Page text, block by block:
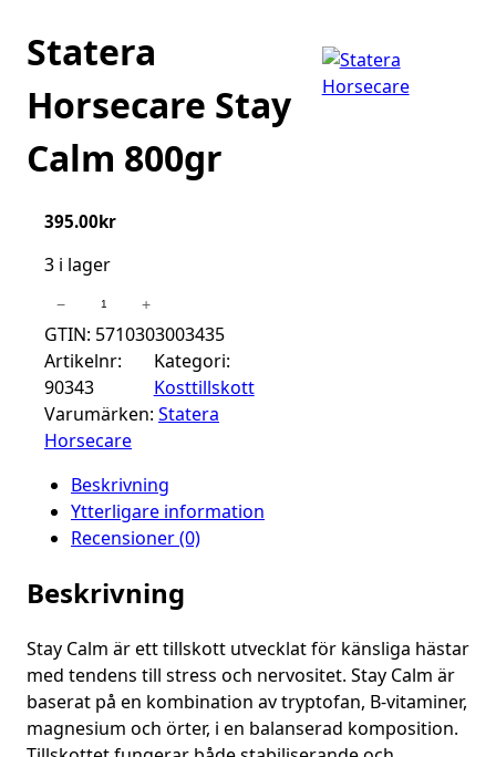
Statera
Horsecare Stay
Calm 800gr
395.00kr
3 i lager
Statera
Horsecare
Stay
Calm
800gr
mängd
− +
GTIN: 5710303003435
Artikelnr:
90343
Kategori:
Kosttillskott
Varumärken: Statera
Horsecare
Beskrivning
Ytterligare information
Recensioner (0)
Beskrivning
Stay Calm är ett tillskott utvecklat för känsliga hästar
med tendens till stress och nervositet. Stay Calm är
baserat på en kombination av tryptofan, B-vitaminer,
magnesium och örter, i en balanserad komposition.